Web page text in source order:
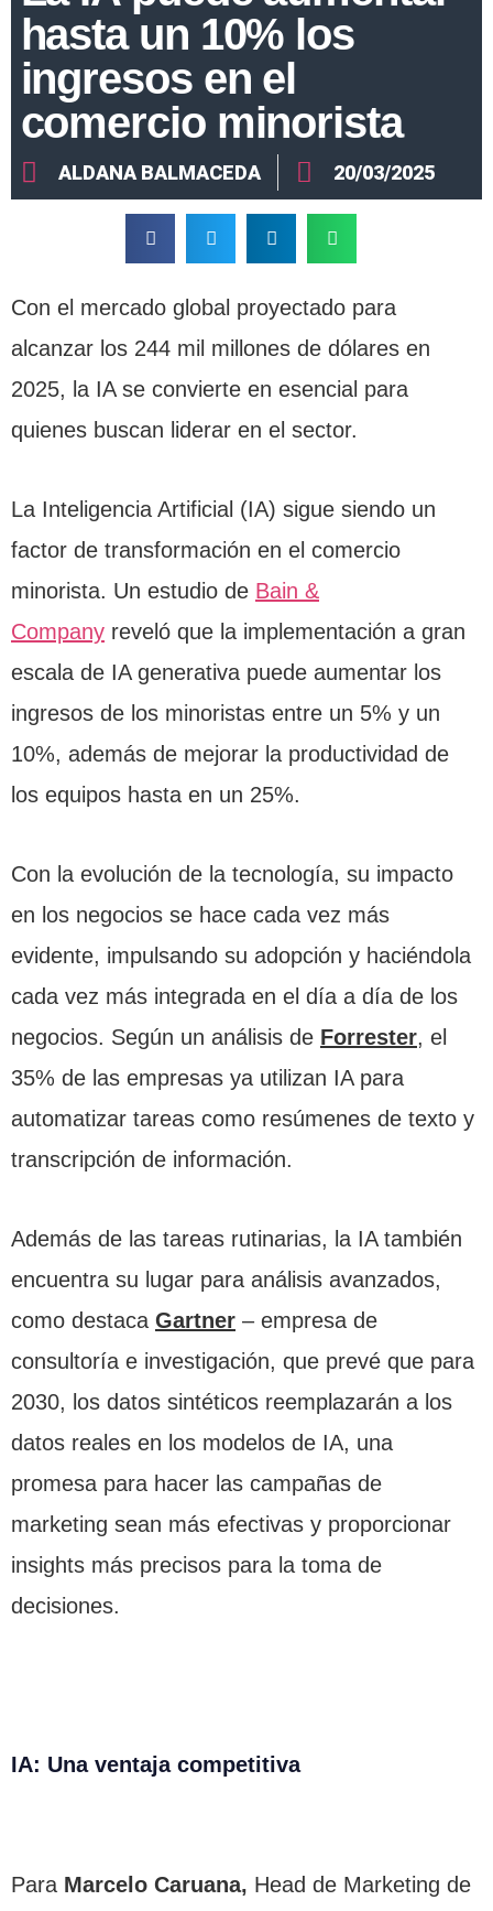
hasta un 10% los
ingresos en el
comercio minorista
ALDANA BALMACEDA 20/03/2025
Con el mercado global proyectado para
alcanzar los 244 mil millones de dólares en
2025, la IA se convierte en esencial para
quienes buscan liderar en el sector.
La Inteligencia Artificial (IA) sigue siendo un
factor de transformación en el comercio
minorista. Un estudio de Bain &
Company reveló que la implementación a gran
escala de IA generativa puede aumentar los
ingresos de los minoristas entre un 5% y un
10%, además de mejorar la productividad de
los equipos hasta en un 25%.
Con la evolución de la tecnología, su impacto
en los negocios se hace cada vez más
evidente, impulsando su adopción y haciéndola
cada vez más integrada en el día a día de los
negocios. Según un análisis de Forrester, el
35% de las empresas ya utilizan IA para
automatizar tareas como resúmenes de texto y
transcripción de información.
Además de las tareas rutinarias, la IA también
encuentra su lugar para análisis avanzados,
como destaca Gartner – empresa de
consultoría e investigación, que prevé que para
2030, los datos sintéticos reemplazarán a los
datos reales en los modelos de IA, una
promesa para hacer las campañas de
marketing sean más efectivas y proporcionar
insights más precisos para la toma de
decisiones.
IA: Una ventaja competitiva
Para Marcelo Caruana, Head de Marketing de